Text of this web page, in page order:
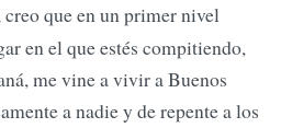
que en un primer nivel
en el que estés compitiendo,
me vine a vivir a Buenos
a nadie y de repente a los